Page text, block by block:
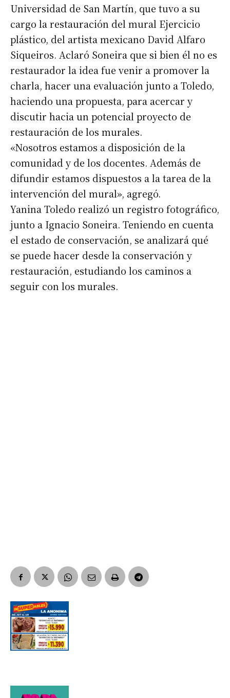
Nombre
Apellidos
Universidad de San Martín, que tuvo a su
cargo la restauración del mural Ejercicio
plástico, del artista mexicano David Alfaro
Siqueiros. Aclaró Soneira que si bien él no es
restaurador la idea fue venir a promover la
charla, hacer una evaluación junto a Toledo,
haciendo una propuesta, para acercar y
discutir hacia un potencial proyecto de
restauración de los murales.
«Nosotros estamos a disposición de la
comunidad y de los docentes. Además de
difundir estamos dispuestos a la tarea de la
intervención del mural», agregó.
Yanina Toledo realizó un registro fotográfico,
junto a Ignacio Soneira. Teniendo en cuenta
el estado de conservación, se analizará qué
se puede hacer desde la conservación y
restauración, estudiando los caminos a
seguir con los murales.